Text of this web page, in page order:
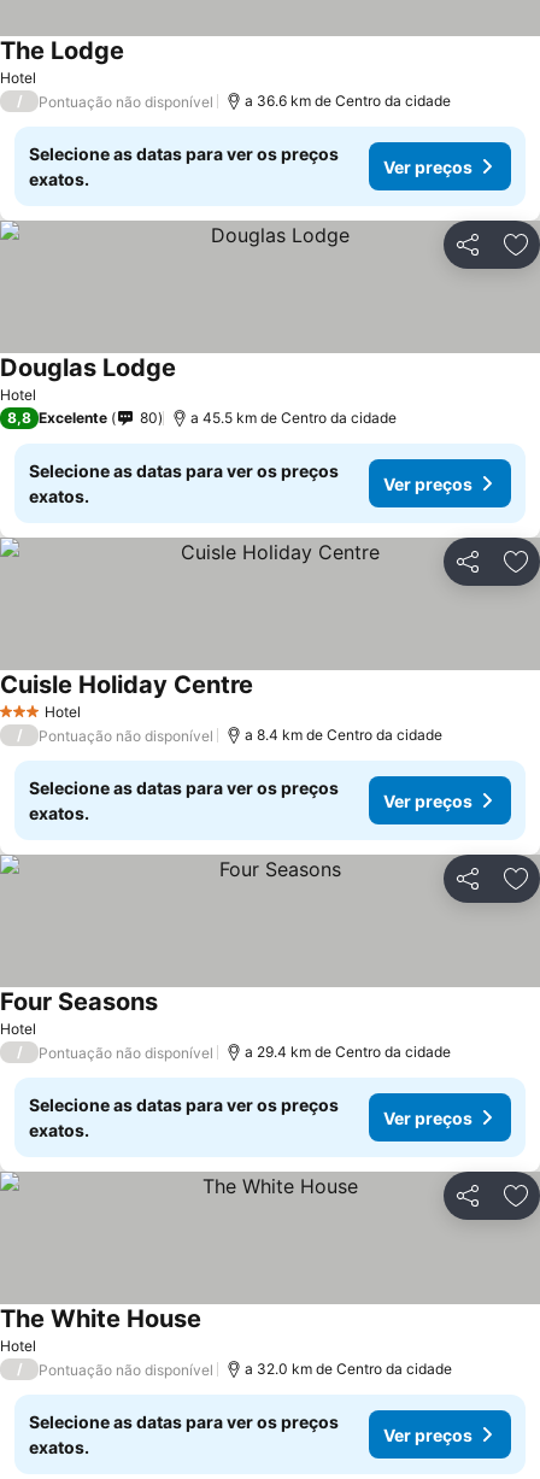
Hotel
The Lodge
/ Pontuação não disponível a 36.6 km de Centro da cidade
Selecione as datas para ver os preços
exatos.
Ver preços
Partilhar
Hotel
Douglas Lodge
8,8 Excelente 80 a 45.5 km de Centro da cidade
Selecione as datas para ver os preços
exatos.
Ver preços
Partilhar
3 EstrelasHotel
Cuisle Holiday Centre
/ Pontuação não disponível a 8.4 km de Centro da cidade
Selecione as datas para ver os preços
exatos.
Ver preços
Partilhar
Hotel
Four Seasons
/ Pontuação não disponível a 29.4 km de Centro da cidade
Selecione as datas para ver os preços
exatos.
Ver preços
Partilhar
Hotel
The White House
/ Pontuação não disponível a 32.0 km de Centro da cidade
Selecione as datas para ver os preços
exatos.
Ver preços